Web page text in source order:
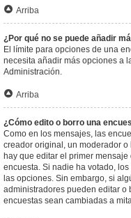
Arriba
¿Por qué no se puede añadir
El límite para opciones de una
necesita añadir más opciones a
Administración.
Arriba
¿Cómo edito o borro una
Como en los mensajes, las
creador original, un moderador
hay que editar el primer
encuesta. Si nadie ha votado,
las opciones. Sin embargo, si
administradores pueden editar o
encuestas sean cambiadas a